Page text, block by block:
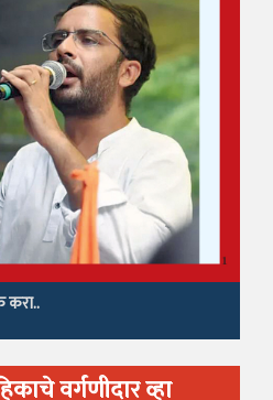
करा..
वर्गणीदार व्हा